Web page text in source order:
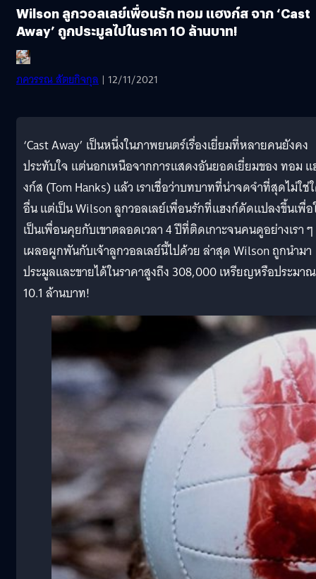
Wilson ลูกวอลเลย์เพื่อนรัก ทอม แฮงก์ส จาก ‘Cast
Away’ ถูกประมูลไปในราคา 10 ล้านบาท!
ภควรรณ สัตยกิจกุล | 12/11/2021
‘Cast Away’ เป็นหนึ่งในภาพยนตร์เรื่องเยี่ยมที่หลายคนยังคง
ประทับใจ แต่นอกเหนือจากการแสดงอันยอดเยี่ยมของ ทอม แ
งก์ส (Tom Hanks) แล้ว เราเชื่อว่าบทบาทที่น่าจดจำที่สุดไม่ใช่
อื่น แต่เป็น Wilson ลูกวอลเลย์เพื่อนรักที่แฮงก์ดัดแปลงขึ้นเพื่
เป็นเพื่อนคุยกับเขาตลอดเวลา 4 ปีที่ติดเกาะจนคนดูอย่างเรา ๆ
เผลอผูกพันกับเจ้าลูกวอลเลย์นี้ไปด้วย ล่าสุด Wilson ถูกนำมา
ประมูลและขายได้ในราคาสูงถึง 308,000 เหรียญหรือประมาณ
10.1 ล้านบาท!